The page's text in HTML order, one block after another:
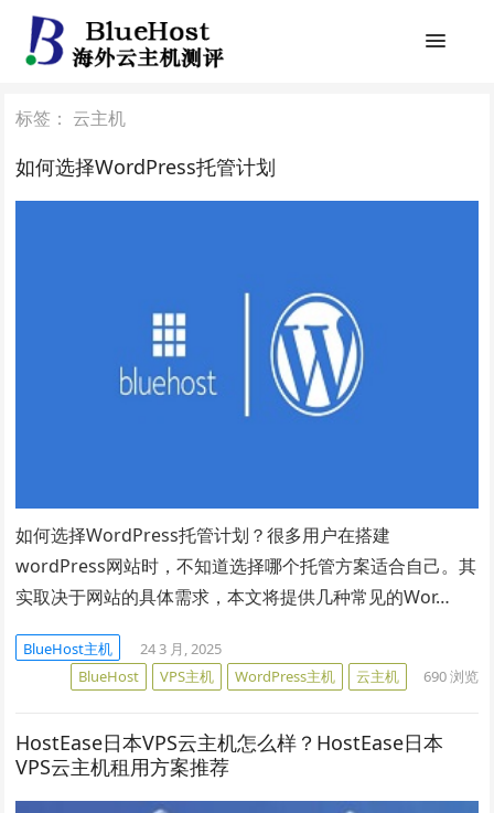
标签： 云主机
如何选择WordPress托管计划
如何选择WordPress托管计划？很多用户在搭建
wordPress网站时，不知道选择哪个托管方案适合自己。其
实取决于网站的具体需求，本文将提供几种常见的Wor…
BlueHost主机
24 3 月, 2025
BlueHost
VPS主机 WordPress主机 云主机 690浏览
HostEase日本VPS云主机怎么样？HostEase日本
VPS云主机租用方案推荐